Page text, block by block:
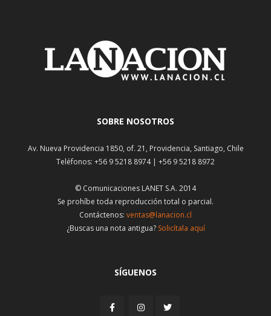
SOBRE NOSOTROS
Av. Nueva Providencia 1850, of. 21, Providencia, Santiago, Chile
Teléfonos: +56 9 5218 8974 | +56 9 5218 8972
© Comunicaciones LANET S.A. 2014
Se prohíbe toda reproducción total o parcial.
Contáctenos: ventas@lanacion.cl
¿Buscas una nota antigua? Solicítala aquí
SÍGUENOS